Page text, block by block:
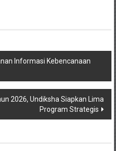
Informasi Kebencanaan
2026, Undiksha Siapkan Lima
Program Strategis